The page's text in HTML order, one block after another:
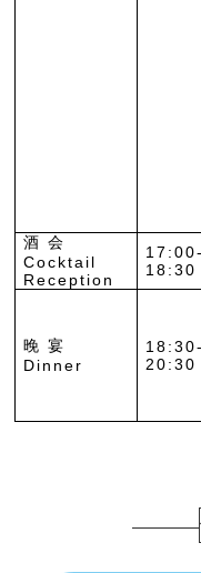
酒 会
Cocktail
Reception
17:00-
18:30
晚 宴
Dinner
18:30-
20:30